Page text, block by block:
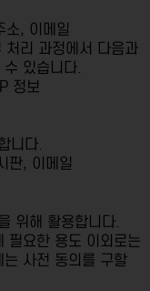
, 이메일
리 과정에서 다음과
있습니다.
정보
니다.
판, 이메일
위해 활용합니다.
필요한 용도 이외로는
사전 동의를 구할